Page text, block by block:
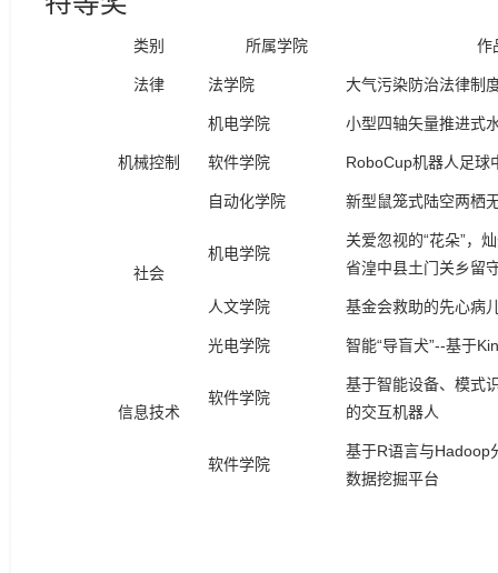
类别 所属学院 作
法律 法学院 大气污染防治法律制
机械控制
机电学院 小型四轴矢量推进式
软件学院 RoboCup机器人足球
自动化学院 新型鼠笼式陆空两栖
社会
机电学院
关爱忽视的“花朵”，
省湟中县土门关乡留
人文学院 基金会救助的先心病
信息技术
光电学院 智能“导盲犬”--基于
软件学院
基于智能设备、模式
的交互机器人
软件学院
基于R语言与Hadoop
数据挖掘平台